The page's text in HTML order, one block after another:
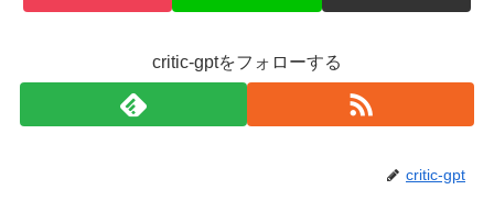
critic-gptをフォローする
critic-gpt